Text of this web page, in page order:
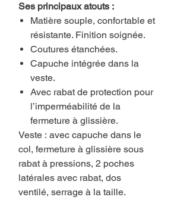
Ses principaux atouts :
Matière souple, confortable et
résistante. Finition soignée.
Coutures étanchées.
Capuche intégrée dans la
veste.
Avec rabat de protection pour
l’imperméabilité de la
fermeture à glissière.
Veste : avec capuche dans le
col, fermeture à glissière sous
rabat à pressions, 2 poches
latérales avec rabat, dos
ventilé, serrage à la taille.